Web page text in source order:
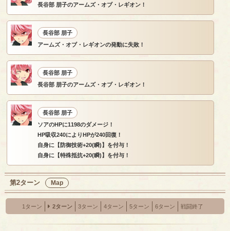
長谷部 朋子のアームズ・オブ・レギオン！
長谷部 朋子
アームズ・オブ・レギオンの発動に失敗！
長谷部 朋子
長谷部 朋子のアームズ・オブ・レギオン！
長谷部 朋子
ソアのHPに1198のダメージ！
HP吸収240によりHPが240回復！
自身に【防御技術+20(瞬)】を付与！
自身に【特殊抵抗+20(瞬)】を付与！
第2ターン Map
1ターン 2ターン 3ターン 4ターン 5ターン 6ターン 戦闘終了